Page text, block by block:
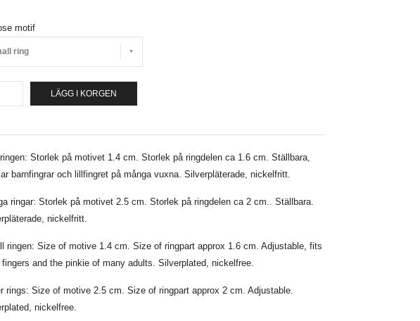
motif
ring
LÄGG I KORGEN
Storlek på motivet 1.4 cm. Storlek på ringdelen ca 1.6 cm. Ställbara,
barnfingrar och lillfingret på många vuxna. Silverpläterade, nickelfritt.
ringar: Storlek på motivet 2.5 cm. Storlek på ringdelen ca 2 cm.. Ställbara.
nickelfritt.
ringen: Size of motive 1.4 cm. Size of ringpart approx 1.6 cm. Adjustable, fits
fingers and the pinkie of many adults. Silverplated, nickelfree.
rings: Size of motive 2.5 cm. Size of ringpart approx 2 cm. Adjustable.
nickelfree.